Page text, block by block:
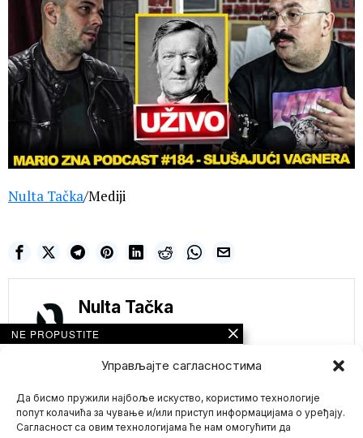
Управљајте сагласностима
Да бисмо пружили најбоље искуство, користимо технологије
попут колачића за чување и/или приступ информацијама о уређају.
Сагласност са овим технологијама ће нам омогућити да
Nulta Tačka/Mediji
Nulta Tačka
NE PROPUSTITE
Štednja u Nemačkoj
zbog energetske
spreman da gasi
semafore
„Situacija je ozbiljna“,